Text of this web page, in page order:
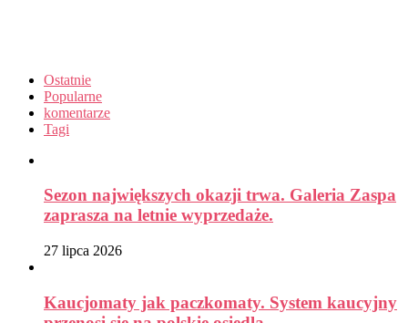
Ostatnie
Popularne
komentarze
Tagi
Sezon największych okazji trwa. Galeria Zaspa
zaprasza na letnie wyprzedaże.
27 lipca 2026
Kaucjomaty jak paczkomaty. System kaucyjny